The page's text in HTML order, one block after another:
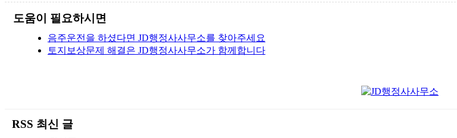
도움이 필요하시면
음주운전을 하셨다면 JD행정사사무소를 찾아주세요
토지보상문제 해결은 JD행정사사무소가 함께합니다
RSS 최신 글